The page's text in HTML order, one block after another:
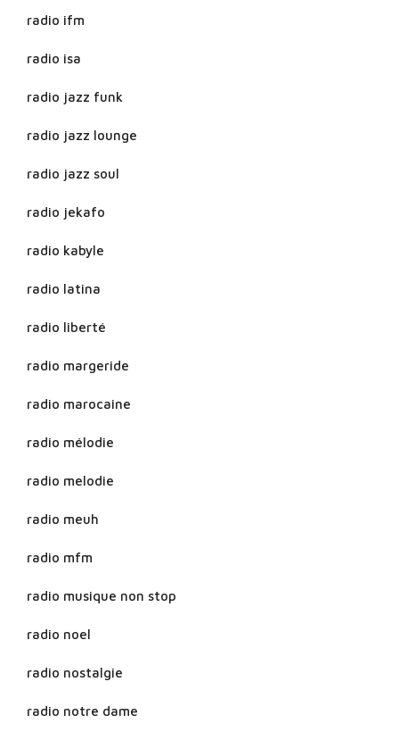
radio ifm
radio isa
radio jazz funk
radio jazz lounge
radio jazz soul
radio jekafo
radio kabyle
radio latina
radio liberté
radio margeride
radio marocaine
radio mélodie
radio melodie
radio meuh
radio mfm
radio musique non stop
radio noel
radio nostalgie
radio notre dame